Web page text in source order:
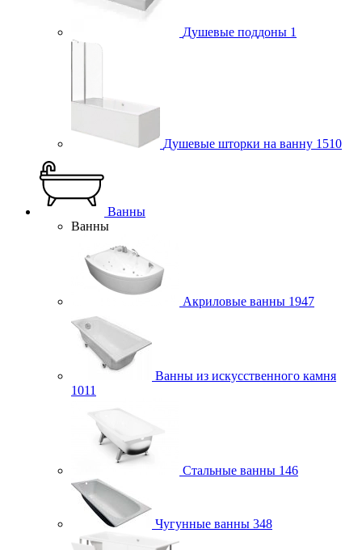
Душевые поддоны 1
Душевые шторки на ванну 1510
Ванны
Ванны
Акриловые ванны 1947
Ванны из искусственного камня
1011
Стальные ванны 146
Чугунные ванны 348